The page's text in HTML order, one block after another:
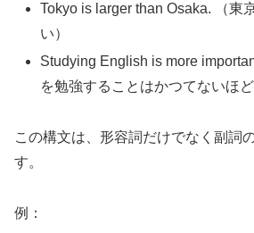
Tokyo is larger than Osaka. （東
い）
Studying English is more
を勉強することはかつてないほど
この構文は、形容詞だけでなく副詞
す。
例：